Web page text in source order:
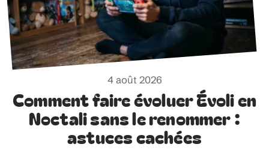
4 août 2026
Comment faire évoluer Évoli en
Noctali sans le renommer :
astuces cachées